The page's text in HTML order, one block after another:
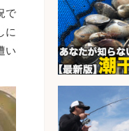
で
に
い